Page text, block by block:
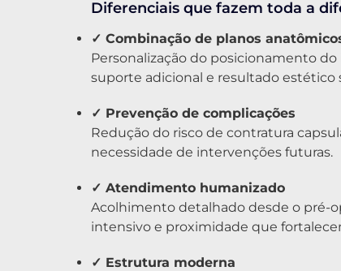
Diferenciais que fazem toda a
✓ Combinação de planos
Personalização do posicionamento
suporte adicional e resultado estético
✓ Prevenção de complicações
Redução do risco de contratura
necessidade de intervenções futuras.
✓ Atendimento humanizado
Acolhimento detalhado desde o pré-
intensivo e proximidade que
✓ Estrutura moderna